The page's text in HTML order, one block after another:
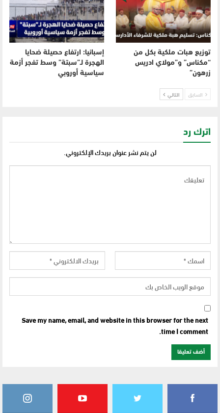
توزيع هبات ملكية بكل من
“مكناس” و”مولاي ادريس
زرهون”
إسبانيا: ارتفاع حصيلة ضحايا
الهجرة لـ”سبتة” وسط تفجر أزمة
سياسية أوروبي
السابق التالي
اترك رد
لن يتم نشر عنوان بريدك الإلكتروني.
Save my name, email, and website in this browser for the next
time I comment.